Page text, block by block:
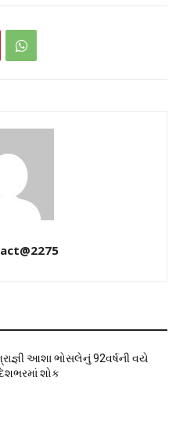
આશા ભોસલેનું 92વર્ષની વયે
શોક